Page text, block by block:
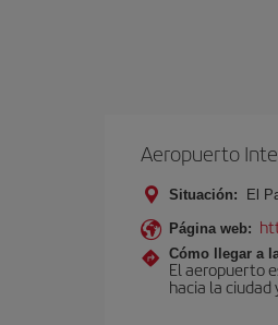
Aeropuerto
Situación: El
Página web:
Cómo llegar a
El aeropuerto
hacia la